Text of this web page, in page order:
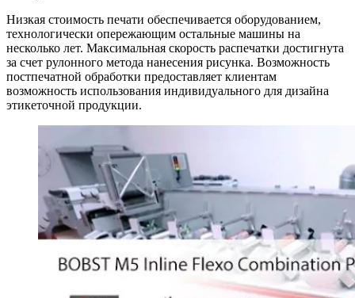
Низкая стоимость печати обеспечивается оборудованием,
технологически опережающим остальные машины на
несколько лет. Максимальная скорость распечатки достигнута
за счет рулонного метода нанесения рисунка. Возможность
постпечатной обработки предоставляет клиентам
возможность использования индивидуального для дизайна
этикеточной продукции.